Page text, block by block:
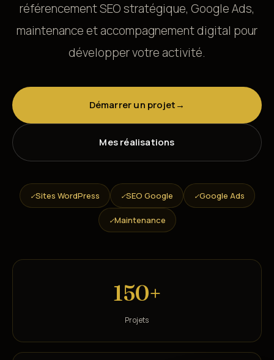
référencement SEO stratégique, Google Ads,
maintenance et accompagnement digital pour
développer votre activité.
Démarrer un projet→
Mes réalisations
✓Sites WordPress ✓SEO Google ✓Google Ads
✓Maintenance
150+
Projets